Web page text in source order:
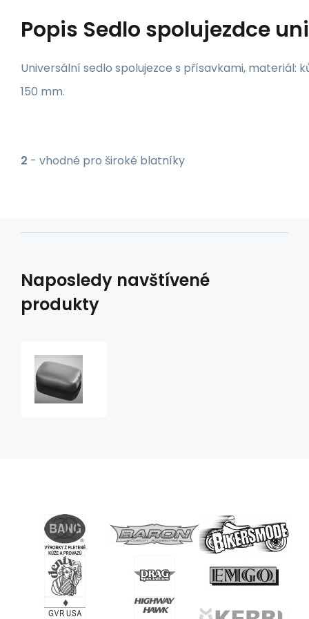
Popis Sedlo spolujezdce
Universální sedlo spolujezce s přísavkami, materiál:
150 mm.
2 - vhodné pro široké blatníky
Naposledy navštívené
produkty